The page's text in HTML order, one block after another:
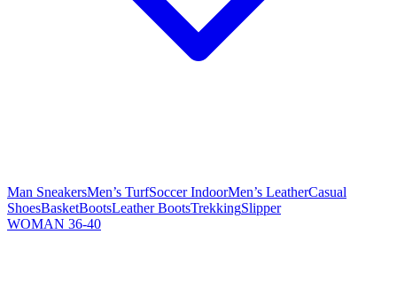
Man SneakersMen’s TurfSoccer IndoorMen’s LeatherCasual
ShoesBasketBootsLeather BootsTrekkingSlipper
WOMAN 36-40